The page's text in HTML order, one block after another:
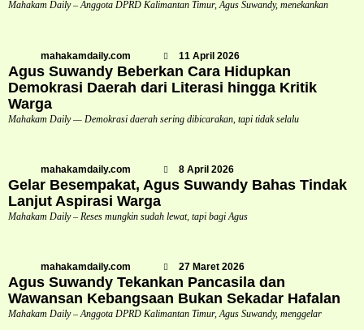
Mahakam Daily – Anggota DPRD Kalimantan Timur, Agus Suwandy, menekankan
mahakamdaily.com 11 April 2026
Agus Suwandy Beberkan Cara Hidupkan
Demokrasi Daerah dari Literasi hingga Kritik
Warga
Mahakam Daily — Demokrasi daerah sering dibicarakan, tapi tidak selalu
mahakamdaily.com 8 April 2026
Gelar Besempakat, Agus Suwandy Bahas Tindak
Lanjut Aspirasi Warga
Mahakam Daily – Reses mungkin sudah lewat, tapi bagi Agus
mahakamdaily.com 27 Maret 2026
Agus Suwandy Tekankan Pancasila dan
Wawansan Kebangsaan Bukan Sekadar Hafalan
Mahakam Daily – Anggota DPRD Kalimantan Timur, Agus Suwandy, menggelar